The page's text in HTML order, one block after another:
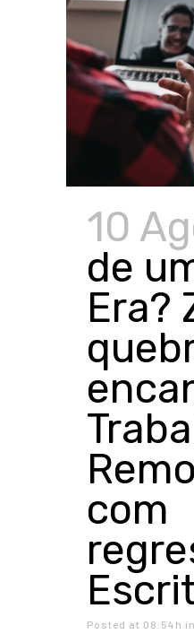
10
de
Era?
com
Posted at 08:54h in